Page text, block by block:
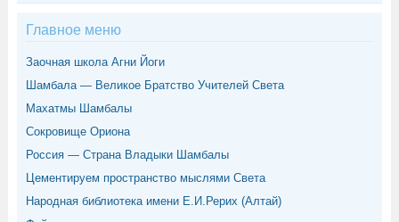
Главное меню
Заочная школа Агни Йоги
Шамбала — Великое Братство Учителей Света
Махатмы Шамбалы
Сокровище Ориона
Россия — Страна Владыки Шамбалы
Цементируем пространство мыслями Света
Народная библиотека имени Е.И.Рерих (Алтай)